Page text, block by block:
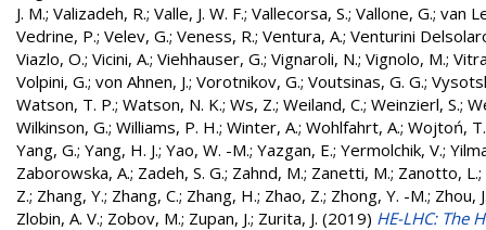
J. M.; Valizadeh, R.; Valle, J. W. F.; Vallecorsa, S.; Vallone, G.; van
Vedrine, P.; Velev, G.; Veness, R.; Ventura, A.; Venturini
Viazlo, O.; Vicini, A.; Viehhauser, G.; Vignaroli, N.; Vignolo, M.;
Volpini, G.; von Ahnen, J.; Vorotnikov, G.; Voutsinas, G. G.;
Watson, T. P.; Watson, N. K.; Ws, Z.; Weiland, C.; Weinzierl, S.;
Wilkinson, G.; Williams, P. H.; Winter, A.; Wohlfahrt, A.; Wojtoń, T.
Yang, G.; Yang, H. J.; Yao, W. -M.; Yazgan, E.; Yermolchik, V.;
Zaborowska, A.; Zadeh, S. G.; Zahnd, M.; Zanetti, M.; Zanotto, L.;
Z.; Zhang, Y.; Zhang, C.; Zhang, H.; Zhao, Z.; Zhong, Y. -M.; Zhou,
Zlobin, A. V.; Zobov, M.; Zupan, J.; Zurita, J. (2019) HE-LHC: The